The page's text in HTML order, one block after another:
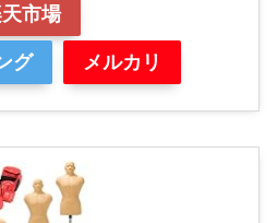
市場
グ メルカリ